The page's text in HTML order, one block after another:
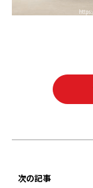
次の記事